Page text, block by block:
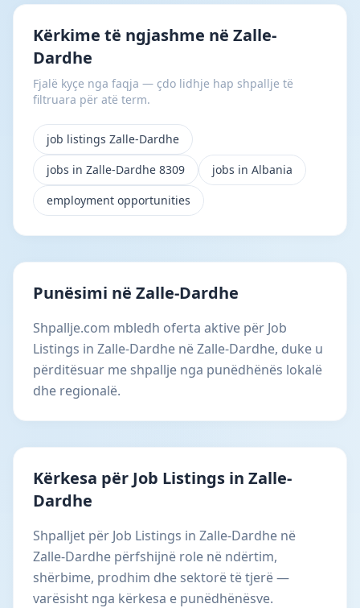
Kërkime të ngjashme në Zalle-
Dardhe
Fjalë kyçe nga faqja — çdo lidhje hap shpallje të
filtruara për atë term.
job listings Zalle-Dardhe
jobs in Zalle-Dardhe 8309
jobs in Albania
employment opportunities
Punësimi në Zalle-Dardhe
Shpallje.com mbledh oferta aktive për Job
Listings in Zalle-Dardhe në Zalle-Dardhe, duke u
përditësuar me shpallje nga punëdhënës lokalë
dhe regionalë.
Kërkesa për Job Listings in Zalle-
Dardhe
Shpalljet për Job Listings in Zalle-Dardhe në
Zalle-Dardhe përfshijnë role në ndërtim,
shërbime, prodhim dhe sektorë të tjerë —
varësisht nga kërkesa e punëdhënësve.